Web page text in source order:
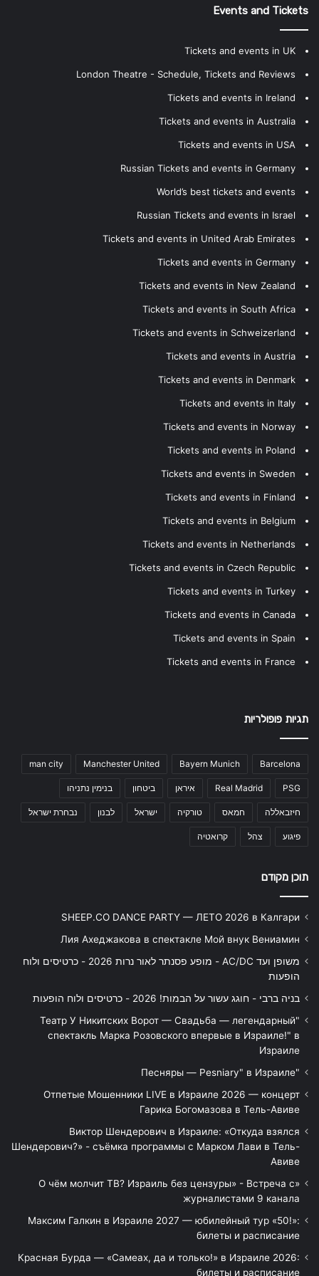
Events and Tickets
Tickets and events in UK
London Theatre - Schedule, Tickets and Reviews
Tickets and events in Ireland
Tickets and events in Australia
Tickets and events in USA
Russian Tickets and events in Germany
World’s best tickets and events
Russian Tickets and events in Israel
Tickets and events in United Arab Emirates
Tickets and events in Germany
Tickets and events in New Zealand
Tickets and events in South Africa
Tickets and events in Schweizerland
Tickets and events in Austria
Tickets and events in Denmark
Tickets and events in Italy
Tickets and events in Norway
Tickets and events in Poland
Tickets and events in Sweden
Tickets and events in Finland
Tickets and events in Belgium
Tickets and events in Netherlands
Tickets and events in Czech Republic
Tickets and events in Turkey
Tickets and events in Canada
Tickets and events in Spain
Tickets and events in France
תגיות פופולריות
Barcelona
Bayern Munich
Manchester United
man city
PSG
Real Madrid איראן ביטחון בנימין נתניהו
חיזבאללה חמאס טורקיה ישראל לבנון נבחרת ישראל
פיגוע צהל קרואטיה
תוכן מקודם
SHEEP.CO DANCE PARTY — ЛЕТО 2026 в Калгари
Лия Ахеджакова в спектакле Мой внук Вениамин
משופן ועד AC/DC - מופע פסנתר לאור נרות 2026 - כרטיסים ולוח
הופעות
בניה ברבי - חוגג עשור על הבמות! 2026 - כרטיסים ולוח הופעות
"Театр У Никитских Ворот — Свадьба — легендарный
спектакль Марка Розовского впервые в Израиле!" в
Израиле
"Песняры — Pesniary" в Израиле
Отпетые Мошенники LIVE в Израиле 2026 — концерт
Гарика Богомазова в Тель-Авиве
Виктор Шендерович в Израиле: «Откуда взялся
Шендерович?» - съёмка программы с Марком Лави в Тель-
Авиве
«О чём молчит ТВ? Израиль без цензуры» - Встреча с
журналистами 9 канала
Максим Галкин в Израиле 2027 — юбилейный тур «50!»:
билеты и расписание
Красная Бурда — «Самеах, да и только!» в Израиле 2026:
билеты и расписание